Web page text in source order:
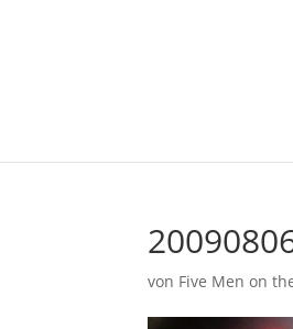
von Five Men on